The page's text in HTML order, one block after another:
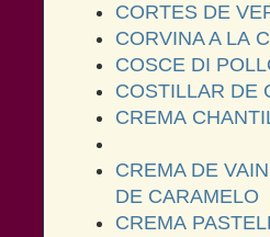
CORTES DE
CORVINA A LA
COSCE DI
COSTILLAR DE
CREMA
CREMA DE
DE CARAMELO
CREMA